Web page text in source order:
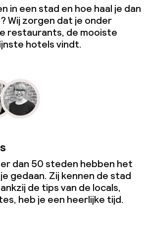
in een stad en hoe haal je dan
Wij zorgen dat je onder
restaurants, de mooiste
hotels vindt.
dan 50 steden hebben het
gedaan. Zij kennen de stad
de tips van de locals,
heb je een heerlijke tijd.